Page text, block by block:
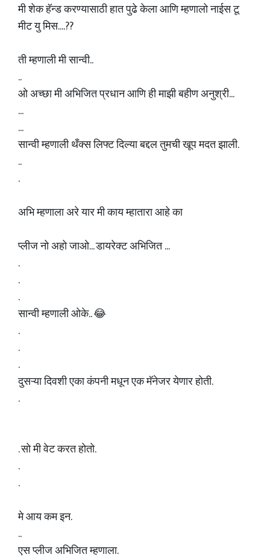
मी शेक हॅन्ड करण्यासाठी हात पुढे केला आणि म्हणालो नाईस टू
मीट यु मिस....??
ती म्हणाली मी सान्वी..
..
ओ अच्छा मी अभिजित प्रधान आणि ही माझी बहीण अनुश्री...
...
...
सान्वी म्हणाली थँक्स लिफ्ट दिल्या बद्दल तुमची खूप मदत झाली.
..
.
अभि म्हणाला अरे यार मी काय म्हातारा आहे का
प्लीज नो अहो जाओ... डायरेक्ट अभिजित ...
.
.
.
सान्वी म्हणाली ओके.. 😂
.
.
.
दुसऱ्या दिवशी एका कंपनी मधून एक मॅनेजर येणार होती.
.
. सो मी वेट करत होतो.
.
.
मे आय कम इन.
..
एस प्लीज अभिजित म्हणाला.